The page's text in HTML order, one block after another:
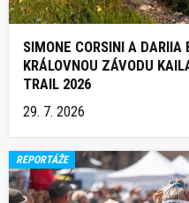
SIMONE CORSINI A
KRÁLOVNOU ZÁVODU
TRAIL 2026
29. 7. 2026
REPORTÁŽE